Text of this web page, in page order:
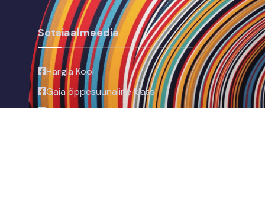
Sotsiaalmeedia
Hargla Kool
Gaia õppesuunaline klass
Täheva valla noored